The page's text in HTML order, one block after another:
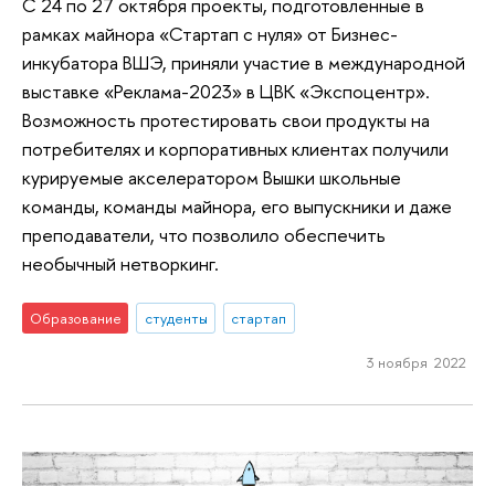
С 24 по 27 октября проекты, подготовленные в
рамках майнора «Стартап с нуля» от Бизнес-
инкубатора ВШЭ, приняли участие в международной
выставке «Реклама-2023» в ЦВК «Экспоцентр».
Возможность протестировать свои продукты на
потребителях и корпоративных клиентах получили
курируемые акселератором Вышки школьные
команды, команды майнора, его выпускники и даже
преподаватели, что позволило обеспечить
необычный нетворкинг.
Образование студенты стартап
3 ноября 2022